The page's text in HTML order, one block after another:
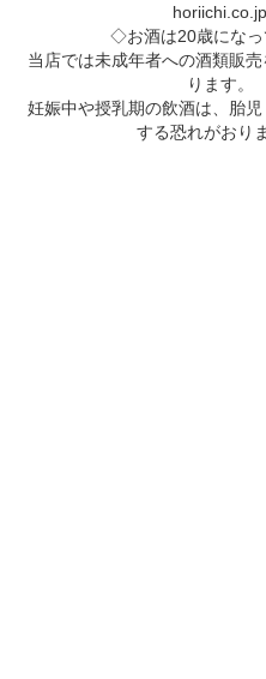
horiichi.co.jp
◇お酒は20歳になっ
当店では未成年者への酒類販
ります。
妊娠中や授乳期の飲酒は、胎
する恐れがおり